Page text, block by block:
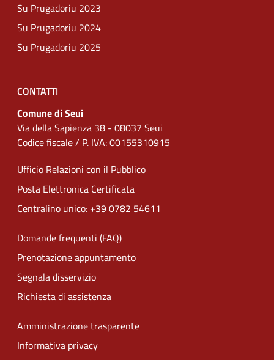
Su Prugadoriu 2023
Su Prugadoriu 2024
Su Prugadoriu 2025
CONTATTI
Comune di Seui
Via della Sapienza 38 - 08037 Seui
Codice fiscale / P. IVA: 00155310915
Ufficio Relazioni con il Pubblico
Posta Elettronica Certificata
Centralino unico: +39 0782 54611
Domande frequenti (FAQ)
Prenotazione appuntamento
Segnala disservizio
Richiesta di assistenza
Amministrazione trasparente
Informativa privacy